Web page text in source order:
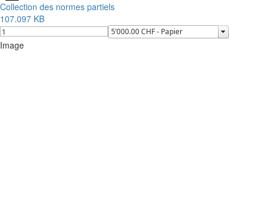
Collection des normes partiels
107.097 KB
Image